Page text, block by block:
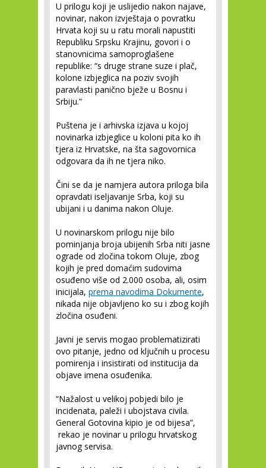
U prilogu koji je uslijedio nakon najave,
novinar, nakon izvještaja o povratku
Hrvata koji su u ratu morali napustiti
Republiku Srpsku Krajinu, govori i o
stanovnicima samoproglašene
republike: “s druge strane suze i plač,
kolone izbjeglica na poziv svojih
paravlasti panično bježe u Bosnu i
Srbiju.”
Puštena je i arhivska izjava u kojoj
novinarka izbjeglice u koloni pita ko ih
tjera iz Hrvatske, na šta sagovornica
odgovara da ih ne tjera niko.
Čini se da je namjera autora priloga bila
opravdati iseljavanje Srba, koji su
ubijani i u danima nakon Oluje.
U novinarskom prilogu nije bilo
pominjanja broja ubijenih Srba niti jasne
ograde od zločina tokom Oluje, zbog
kojih je pred domaćim sudovima
osuđeno više od 2.000 osoba, ali, osim
inicijala, prema navodima Dokumente,
nikada nije objavljeno ko su i zbog kojih
zločina osuđeni.
Javni je servis mogao problematizirati
ovo pitanje, jedno od ključnih u procesu
pomirenja i insistirati od institucija da
objave imena osuđenika.
“Nažalost u velikoj pobjedi bilo je
incidenata, paleži i ubojstava civila.
General Gotovina kipio je od bijesa”,
rekao je novinar u prilogu hrvatskog
javnog servisa.